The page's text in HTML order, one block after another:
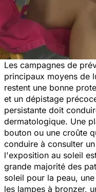
Les campagnes de
principaux moyens de
restent une bonne
et un dépistage
persistante doit
dermatologique. Une
bouton ou une croûte
conduire à consulter
l'exposition au soleil
grande majorité des
soleil pour la peau,
les lampes à bronzer,